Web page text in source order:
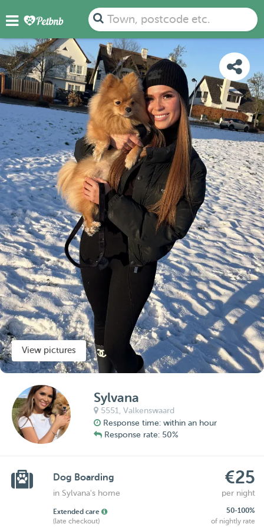
Town, postcode etc.
PHOTOS DETAILS
View pictures
Sylvana
5551,Valkenswaard
Response time: within an hour
Response rate: 50%
Dog Boarding €25
in Sylvana's home per night
Extended care
50-100%
(late checkout)
of nightly rate